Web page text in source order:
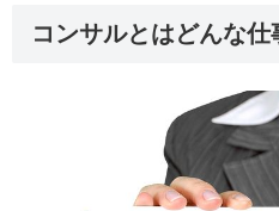
コンサルとはどんな仕